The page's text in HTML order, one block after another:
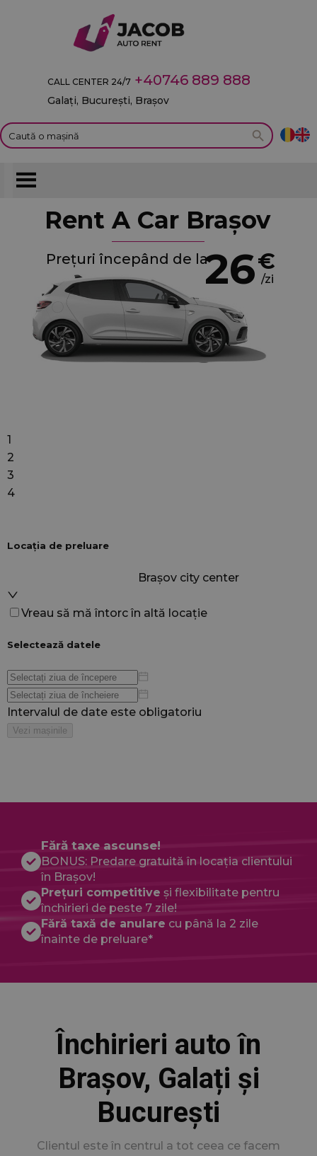
CALL CENTER 24/7 +40746 889 888
Galați, București, Brașov
€
Rent A Car Brașov
26
Prețuri începând de la
/zi
A Car Galați
de la
Fără taxe ascunse!
BONUS: Predare gratuită în locația clientului
în Brașov!
Prețuri competitive și flexibilitate pentru
închirieri de peste 7 zile!
Fără taxă de anulare cu până la 2 zile
înainte de preluare*
Închirieri auto în
Brașov, Galați și
București
Clientul este în centrul a tot ceea ce facem